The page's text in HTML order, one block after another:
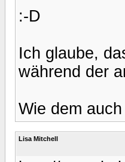
:-D
Ich glaube,
während der
Wie dem
Lisa Mitchell